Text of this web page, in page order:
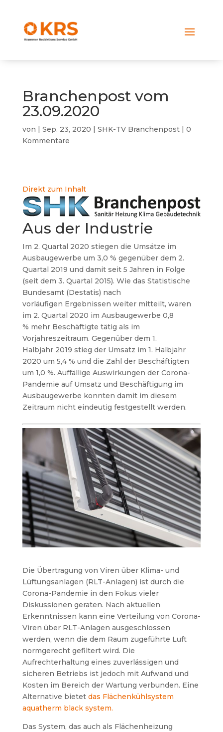
Branchenpost vom
23.09.2020
von | Sep. 23, 2020 | SHK-TV Branchenpost| 0
Kommentare
Direkt zum Inhalt
Aus der Industrie
Im 2. Quartal 2020 stiegen die Umsätze im
Ausbaugewerbe um 3,0 % gegenüber dem 2.
Quartal 2019 und damit seit 5 Jahren in Folge
(seit dem 3. Quartal 2015). Wie das Statistische
Bundesamt (Destatis) nach
vorläufigen Ergebnissen weiter mitteilt, waren
im 2. Quartal 2020 im Ausbaugewerbe 0,8
% mehr Beschäftigte tätig als im
Vorjahreszeitraum. Gegenüber dem 1.
Halbjahr 2019 stieg der Umsatz im 1. Halbjahr
2020 um 5,4 % und die Zahl der Beschäftigten
um 1,0 %. Auffällige Auswirkungen der Corona-
Pandemie auf Umsatz und Beschäftigung im
Ausbaugewerbe konnten damit im diesem
Zeitraum nicht eindeutig festgestellt werden.
Die Übertragung von Viren über Klima- und
Lüftungsanlagen (RLT-Anlagen) ist durch die
Corona-Pandemie in den Fokus vieler
Diskussionen geraten. Nach aktuellen
Erkenntnissen kann eine Verteilung von Corona-
Viren über RLT-Anlagen ausgeschlossen
werden, wenn die dem Raum zugeführte Luft
normgerecht gefiltert wird. Die
Aufrechterhaltung eines zuverlässigen und
sicheren Betriebs ist jedoch mit Aufwand und
Kosten im Bereich der Wartung verbunden. Eine
Alternative bietet das Flächenkühlsystem
aquatherm black system.
Das System, das auch als Flächenheizung